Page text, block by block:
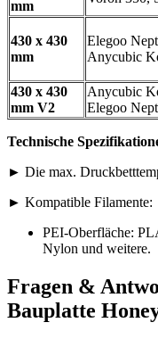
mm
430 x 430
mm
Elegoo
Anycubic
430 x 430
mm V2
Anycubic
Elegoo
Technische
► Die max.
► Kompatible Filamente:
PEI-Oberfläche:
Nylon und weitere.
Fragen &
Bauplatte